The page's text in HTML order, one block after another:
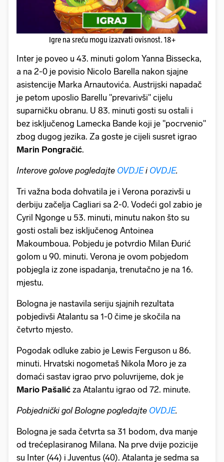
Igre na sreću mogu izazvati ovisnost. 18+
Inter je poveo u 43. minuti golom Yanna Bissecka,
a na 2-0 je povisio Nicolo Barella nakon sjajne
asistencije Marka Arnautovića. Austrijski napadač
je petom uposlio Barellu "prevarivši" cijelu
suparničku obranu. U 83. minuti gosti su ostali i
bez isključenog Lamecka Bande koji je "pocrvenio"
zbog dugog jezika. Za goste je cijeli susret igrao
Marin Pongračić.
Interove golove pogledajte OVDJEi OVDJE.
Tri važna boda dohvatila je i Verona porazivši u
derbiju začelja Cagliari sa 2-0. Vodeći gol zabio je
Cyril Ngonge u 53. minuti, minutu nakon što su
gosti ostali bez isključenog Antoinea
Makoumboua. Pobjedu je potvrdio Milan Đurić
golom u 90. minuti. Verona je ovom pobjedom
pobjegla iz zone ispadanja, trenutačno je na 16.
mjestu.
Bologna je nastavila seriju sjajnih rezultata
pobjedivši Atalantu sa 1-0 čime je skočila na
četvrto mjesto.
Pogodak odluke zabio je Lewis Ferguson u 86.
minuti. Hrvatski nogometaš Nikola Moro je za
domaći sastav igrao prvo poluvrijeme, dok je
Mario Pašalić za Atalantu igrao od 72. minute.
Pobjednički gol Bologne pogledajte OVDJE.
Bologna je sada četvrta sa 31 bodom, dva manje
od trećeplasiranog Milana. Na prve dvije pozicije
su Inter (44) i Juventus (40). Atalanta je sedma sa